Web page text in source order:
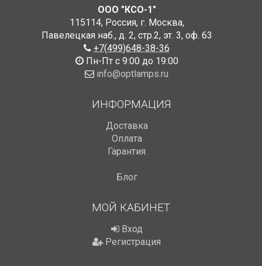
ООО "КСО-1"
115114, Россия, г. Москва,
Павелецкая наб., д. 2, стр.2, эт. 3, оф. 63
+7(499)648-38-36
Пн-Пт с 9:00 до 19:00
info@optlamps.ru
ИНФОРМАЦИЯ
Доставка
Оплата
Гарантия
Блог
МОЙ КАБИНЕТ
Вход
Регистрация